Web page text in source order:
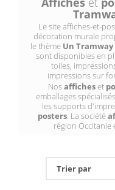
Le site affiches-et-
décoration murale
le thème Un
sont disponibles en
toiles,
impressions sur
Nosafficheset
emballages
les supports
posters. La société
région Occitanie